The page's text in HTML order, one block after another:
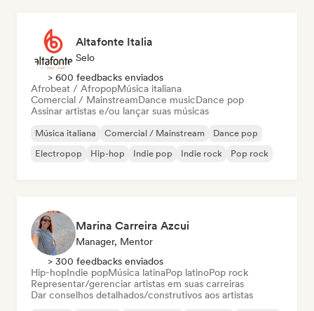
Altafonte Italia
Selo
> 600 feedbacks enviados
Afrobeat / AfropopMúsica italiana
Comercial / MainstreamDance musicDance pop
Assinar artistas e/ou lançar suas músicas
Música italiana Comercial / Mainstream
Dance pop
Electropop
Hip-hop Indie pop Indie rock Pop rock
Marina Carreira Azcui
Manager, Mentor
> 300 feedbacks enviados
Hip-hopIndie popMúsica latinaPop latinoPop rock
Representar/gerenciar artistas em suas carreiras
Dar conselhos detalhados/construtivos aos artistas